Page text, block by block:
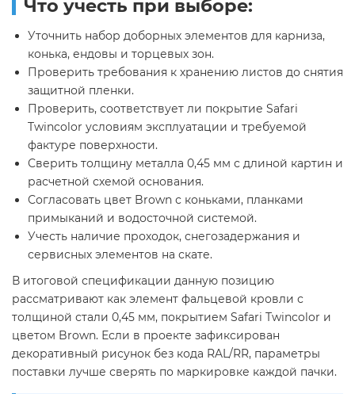
Что учесть при выборе:
Уточнить набор доборных элементов для карниза,
конька, ендовы и торцевых зон.
Проверить требования к хранению листов до снятия
защитной пленки.
Проверить, соответствует ли покрытие Safari
Twincolor условиям эксплуатации и требуемой
фактуре поверхности.
Сверить толщину металла 0,45 мм с длиной картин и
расчетной схемой основания.
Согласовать цвет Brown с коньками, планками
примыканий и водосточной системой.
Учесть наличие проходок, снегозадержания и
сервисных элементов на скате.
В итоговой спецификации данную позицию
рассматривают как элемент фальцевой кровли с
толщиной стали 0,45 мм, покрытием Safari Twincolor и
цветом Brown. Если в проекте зафиксирован
декоративный рисунок без кода RAL/RR, параметры
поставки лучше сверять по маркировке каждой пачки.